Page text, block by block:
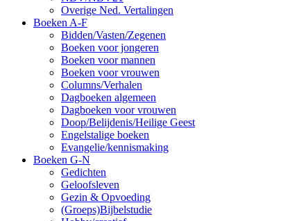
Overige Ned. Vertalingen
Boeken A-F
Bidden/Vasten/Zegenen
Boeken voor jongeren
Boeken voor mannen
Boeken voor vrouwen
Columns/Verhalen
Dagboeken algemeen
Dagboeken voor vrouwen
Doop/Belijdenis/Heilige Geest
Engelstalige boeken
Evangelie/kennismaking
Boeken G-N
Gedichten
Geloofsleven
Gezin & Opvoeding
(Groeps)Bijbelstudie